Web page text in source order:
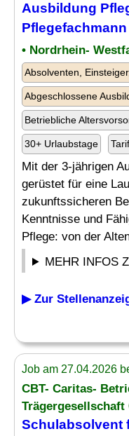
Ausbildung
Pflegefachmann
• Nordrhein-
Absolventen,
Abgeschlossene
Betriebliche
30+ Urlaubstage
Mit der 3-jährigen
gerüstet für eine
zukunftssicheren
Kenntnisse und
Pflege: von der
MEHR INFOS
▶ Zur
Job am 27.04.2026
CBT- Caritas-
Trägergesellschaft
Schulabsolvent